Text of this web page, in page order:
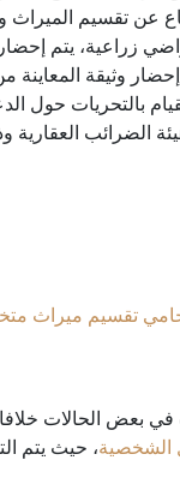
عن تقسيم
زراعية، يتم
وثيقة المعاينة
بالتحريات حول
الضرائب
تقسيم ميراث
في بعض الحالات
الشخصية، حيث يتم